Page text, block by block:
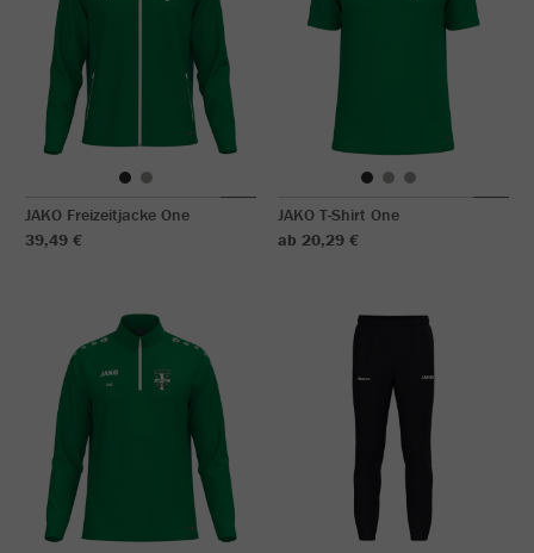
JAKO Freizeitjacke One
39,49 €
JAKO T-Shirt One
ab 20,29 €